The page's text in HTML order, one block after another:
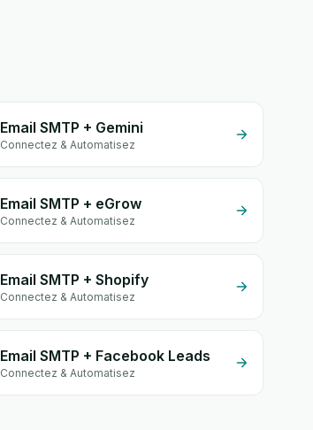
Email SMTP + Gemini
Connectez & Automatisez
Email SMTP + eGrow
Connectez & Automatisez
Email SMTP + Shopify
Connectez & Automatisez
Email SMTP + Facebook Leads
Connectez & Automatisez